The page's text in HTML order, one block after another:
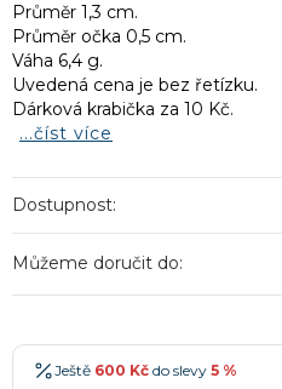
Průměr 1,3 cm.
Průměr očka 0,5 cm.
Váha 6,4 g.
Uvedená cena je bez řetízku.
Dárková krabička za 10 Kč.
...číst více
Dostupnost:
Můžeme doručit do:
Ještě 600 Kč do slevy 5 %